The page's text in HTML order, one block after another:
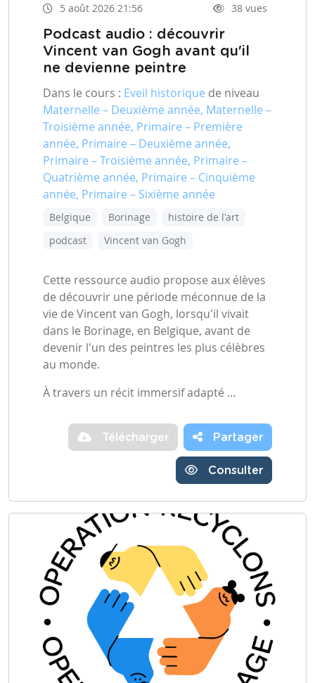
5 août 2026 21:56 38 vues
Podcast audio : découvrir
Vincent van Gogh avant qu'il
ne devienne peintre
Dans le cours : Eveil historique de niveau
Maternelle – Deuxième année, Maternelle –
Troisième année, Primaire – Première
année, Primaire – Deuxième année,
Primaire – Troisième année, Primaire –
Quatrième année, Primaire – Cinquième
année, Primaire – Sixième année
Belgique Borinage
histoire de l'art
podcast
Vincent van Gogh
Cette ressource audio propose aux élèves
de découvrir une période méconnue de la
vie de Vincent van Gogh, lorsqu'il vivait
dans le Borinage, en Belgique, avant de
devenir l'un des peintres les plus célèbres
au monde.
À travers un récit immersif adapté …
Télécharger Partager
Consulter